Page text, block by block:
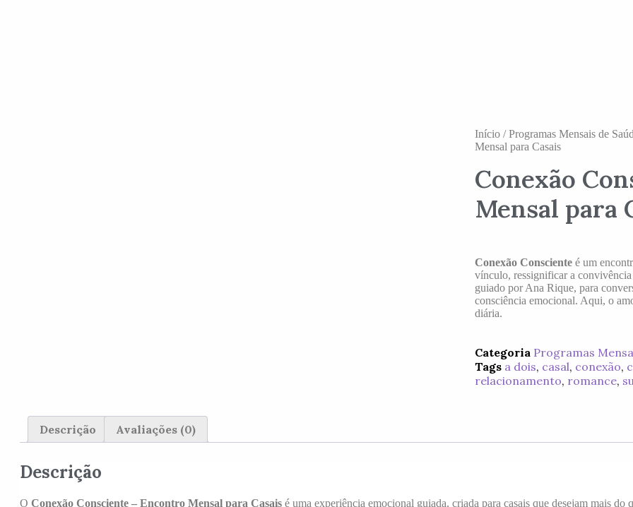
Início /Programas Mensais de
Mensal para Casais
Conexão
Mensal para
Conexão Consciente é um
vínculo, ressignificar a convivência
guiado por Ana Rique, para
consciência emocional. Aqui, o
diária.
Categoria Programas
Tags a dois, casal, conexão,
relacionamento, romance,
Descrição Avaliações (0)
Descrição
O Conexão Consciente – Encontro Mensal para Casais é uma experiência emocional guiada, criada para casais que desejam mais do